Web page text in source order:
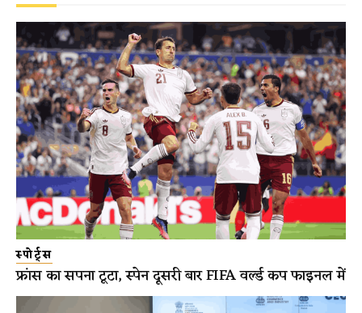
स्पोर्ट्स
फ्रांस का सपना टूटा, स्पेन दूसरी बार FIFA वर्ल्ड कप फाइनल में